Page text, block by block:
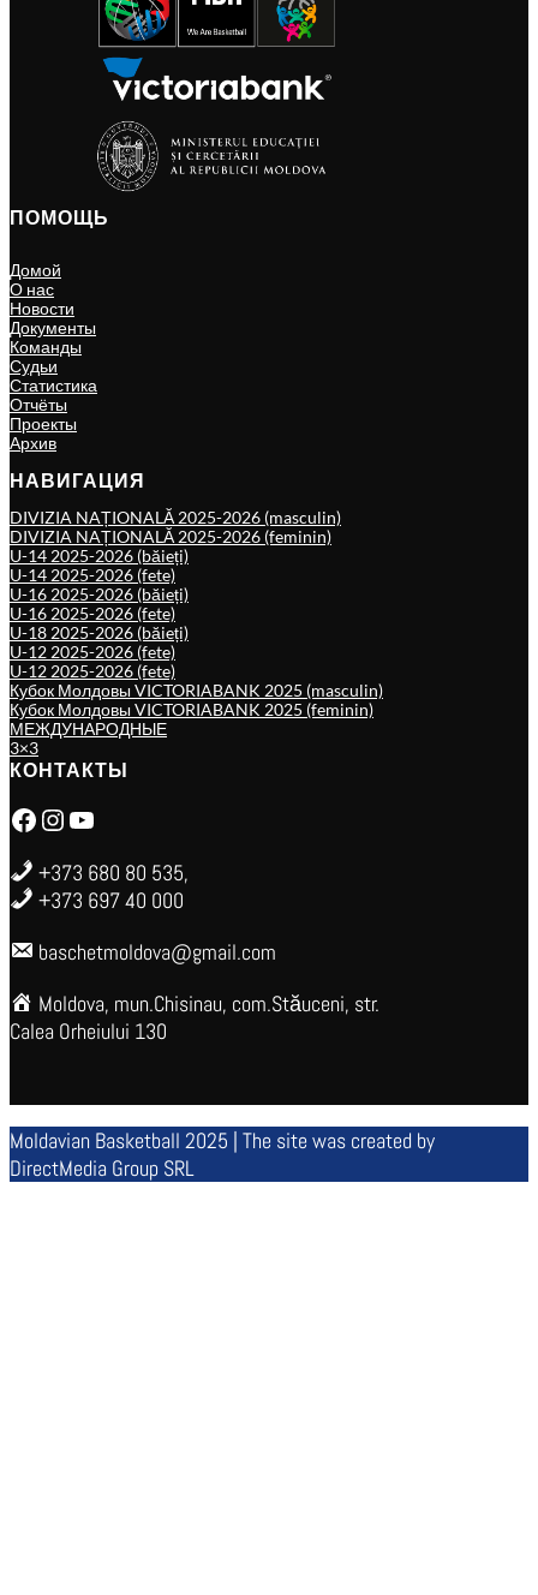
ПОМОЩЬ
Домой
О нас
Новости
Документы
Команды
Судьи
Статистика
Отчёты
Проекты
Архив
НАВИГАЦИЯ
DIVIZIA NAȚIONALĂ 2025-2026 (masculin)
DIVIZIA NAȚIONALĂ 2025-2026 (feminin)
U-14 2025-2026 (băieți)
U-14 2025-2026 (fete)
U-16 2025-2026 (băieți)
U-16 2025-2026 (fete)
U-18 2025-2026 (băieți)
U-12 2025-2026 (fete)
U-12 2025-2026 (fete)
Кубок Молдовы VICTORIABANK 2025 (masculin)
Кубок Молдовы VICTORIABANK 2025 (feminin)
МЕЖДУНАРОДНЫЕ
3×3
КОНТАКТЫ
Facebook Instagram YouTube
+373 680 80 535,
+373 697 40 000
baschetmoldova@gmail.com
Moldova, mun.Chisinau, com.Stăuceni, str.
Calea Orheiului 130
Moldavian Basketball 2025 | The site was created by
DirectMedia Group SRL